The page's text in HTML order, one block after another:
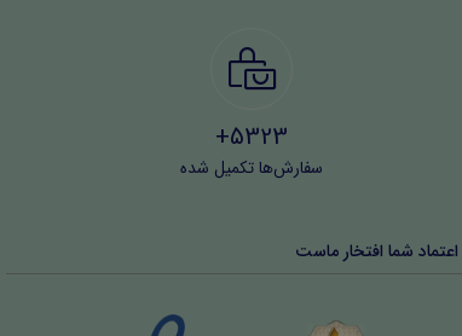
5323+
سفارش‌ها تکمیل شده
اعتماد شما افتخار ماست